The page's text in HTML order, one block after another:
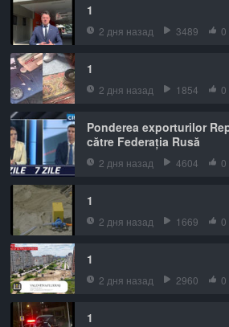
1
2 дня назад 3489 0
1
2 дня назад 1854 0
Ponderea exporturilor
către Federația Rusă
2 дня назад 4604 0
1
2 дня назад 1669 0
1
2 дня назад 2960 0
1